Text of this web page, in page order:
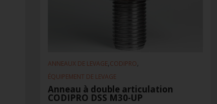
ANNEAUX DE LEVAGE,CODIPRO,
ÉQUIPEMENT DE LEVAGE
Anneau à double articulation
CODIPRO DSS M30-UP